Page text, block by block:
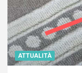
ATTUALITÀ